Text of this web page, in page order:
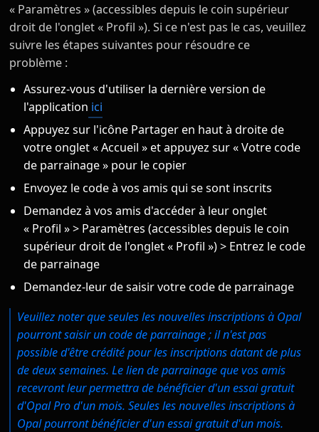
« Paramètres » (accessibles depuis le coin supérieur
droit de l'onglet « Profil »). Si ce n'est pas le cas, veuillez
suivre les étapes suivantes pour résoudre ce
problème :
Assurez-vous d'utiliser la dernière version de
l'application ici
Appuyez sur l'icône Partager en haut à droite de
votre onglet « Accueil » et appuyez sur « Votre code
de parrainage » pour le copier
Envoyez le code à vos amis qui se sont inscrits
Demandez à vos amis d'accéder à leur onglet
« Profil » > Paramètres (accessibles depuis le coin
supérieur droit de l'onglet « Profil ») > Entrez le code
de parrainage
Demandez-leur de saisir votre code de parrainage
Veuillez noter que seules les nouvelles inscriptions à Opal
pourront saisir un code de parrainage ; il n'est pas
possible d'être crédité pour les inscriptions datant de plus
de deux semaines. Le lien de parrainage que vos amis
recevront leur permettra de bénéficier d'un essai gratuit
d'Opal Pro d'un mois. Seules les nouvelles inscriptions à
Opal pourront bénéficier d'un essai gratuit d'un mois.